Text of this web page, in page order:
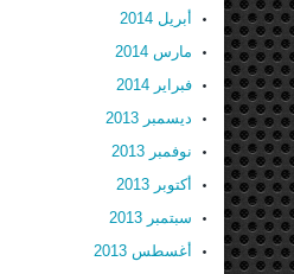
أبريل 2014
مارس 2014
فبراير 2014
ديسمبر 2013
نوفمبر 2013
أكتوبر 2013
سبتمبر 2013
أغسطس 2013